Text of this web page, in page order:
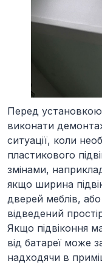
Перед установкою
виконати
ситуації, коли
пластикового
змінами,
якщо ширина
дверей меблів,
відведений
Якщо підвіконня
від батареї може
надходячи в